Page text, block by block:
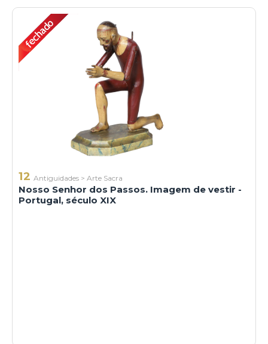
12 Antiguidades > Arte Sacra
Nosso Senhor dos Passos. Imagem de vestir -
Portugal, século XIX